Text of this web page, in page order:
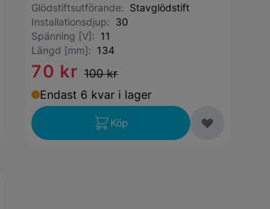
Glödstiftsutförande: Stavglödstift
Installationsdjup: 30
Spänning [V]: 11
Längd [mm]: 134
70 kr 100 kr
Endast 6 kvar i lager
Köp